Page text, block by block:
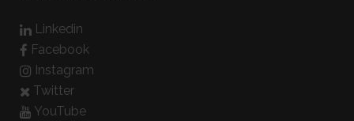
Linkedin
Facebook
Instagram
Twitter
YouTube